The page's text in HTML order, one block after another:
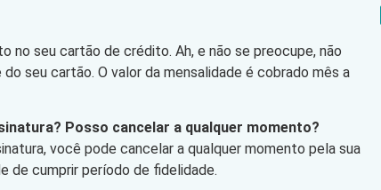
no seu cartão de crédito. Ah, e não se preocupe, não
seu cartão. O valor da mensalidade é cobrado mês a
Posso cancelar a qualquer momento?
você pode cancelar a qualquer momento pela sua
de cumprir período de fidelidade.